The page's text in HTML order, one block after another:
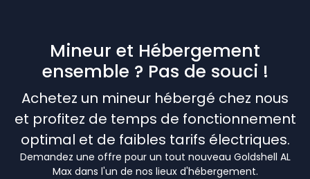
Mineur et Hébergement
ensemble ? Pas de souci !
Achetez un mineur hébergé chez nous
et profitez de temps de fonctionnement
optimal et de faibles tarifs électriques.
Demandez une offre pour un tout nouveau Goldshell AL
Max dans l'un de nos lieux d'hébergement.